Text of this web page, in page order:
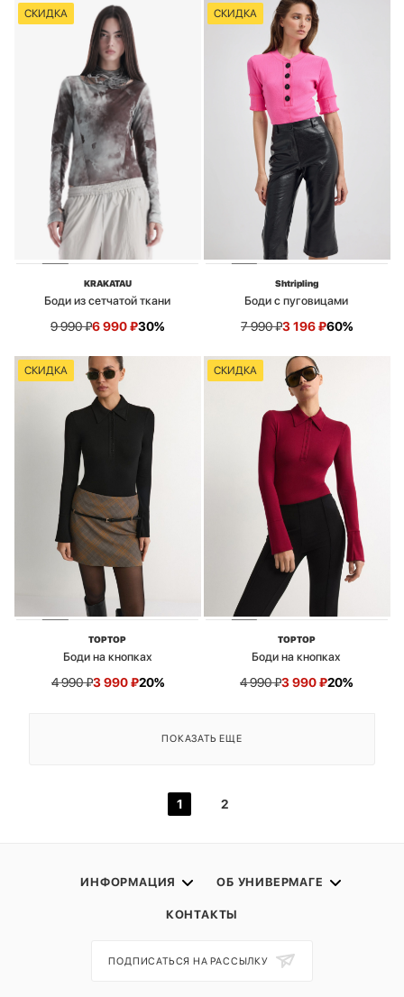
СКИДКА
KRAKATAU
Боди из сетчатой ткани
9 990₽6 990₽30%
СКИДКА
Shtripling
Боди с пуговицами
7 990₽3 196₽60%
СКИДКА
TOPTOP
Боди на кнопках
4 990₽3 990₽20%
СКИДКА
TOPTOP
Боди на кнопках
4 990₽3 990₽20%
ПОКАЗАТЬ ЕЩЕ
1 2
ИНФОРМАЦИЯ ОБ УНИВЕРМАГЕ
КОНТАКТЫ
ПОДПИСАТЬСЯ НА РАССЫЛКУ